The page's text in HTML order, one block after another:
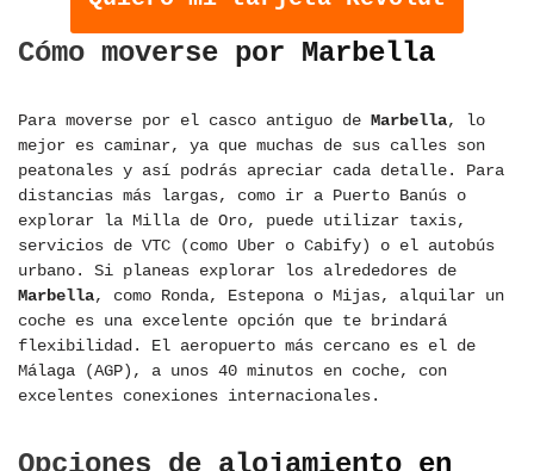
Cómo moverse por Marbella
Para moverse por el casco antiguo de Marbella, lo
mejor es caminar, ya que muchas de sus calles son
peatonales y así podrás apreciar cada detalle. Para
distancias más largas, como ir a Puerto Banús o
explorar la Milla de Oro, puede utilizar taxis,
servicios de VTC (como Uber o Cabify) o el autobús
urbano. Si planeas explorar los alrededores de
Marbella, como Ronda, Estepona o Mijas, alquilar un
coche es una excelente opción que te brindará
flexibilidad. El aeropuerto más cercano es el de
Málaga (AGP), a unos 40 minutos en coche, con
excelentes conexiones internacionales.
Opciones de alojamiento en